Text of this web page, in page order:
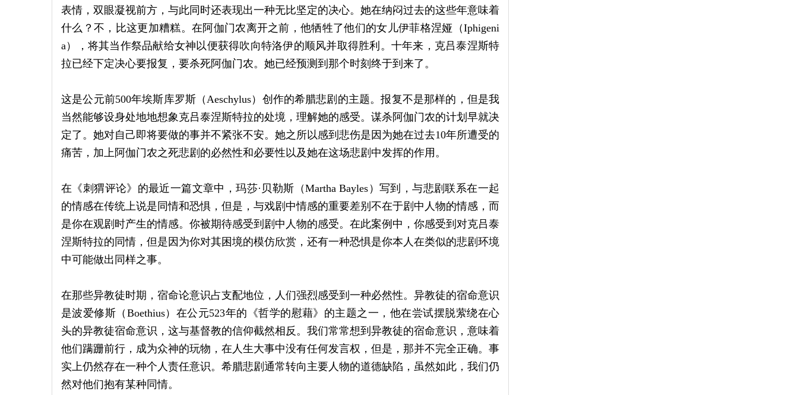
表情，双眼凝视前方，与此同时还表现出一种无比坚定的决心。她在纳闷过去的这些年意味着
什么？不，比这更加糟糕。在阿伽门农离开之前，他牺牲了他们的女儿伊菲格涅娅（Iphigeni
a），将其当作祭品献给女神以便获得吹向特洛伊的顺风并取得胜利。十年来，克吕泰涅斯特
拉已经下定决心要报复，要杀死阿伽门农。她已经预测到那个时刻终于到来了。
这是公元前500年埃斯库罗斯（Aeschylus）创作的希腊悲剧的主题。报复不是那样的，但是我
当然能够设身处地地想象克吕泰涅斯特拉的处境，理解她的感受。谋杀阿伽门农的计划早就决
定了。她对自己即将要做的事并不紧张不安。她之所以感到悲伤是因为她在过去10年所遭受的
痛苦，加上阿伽门农之死悲剧的必然性和必要性以及她在这场悲剧中发挥的作用。
在《刺猬评论》的最近一篇文章中，玛莎·贝勒斯（Martha Bayles）写到，与悲剧联系在一起
的情感在传统上说是同情和恐惧，但是，与戏剧中情感的重要差别不在于剧中人物的情感，而
是你在观剧时产生的情感。你被期待感受到剧中人物的感受。在此案例中，你感受到对克吕泰
涅斯特拉的同情，但是因为你对其困境的模仿欣赏，还有一种恐惧是你本人在类似的悲剧环境
中可能做出同样之事。
在那些异教徒时期，宿命论意识占支配地位，人们强烈感受到一种必然性。异教徒的宿命意识
是波爱修斯（Boethius）在公元523年的《哲学的慰藉》的主题之一，他在尝试摆脱萦绕在心
头的异教徒宿命意识，这与基督教的信仰截然相反。我们常常想到异教徒的宿命意识，意味着
他们蹒跚前行，成为众神的玩物，在人生大事中没有任何发言权，但是，那并不完全正确。事
实上仍然存在一种个人责任意识。希腊悲剧通常转向主要人物的道德缺陷，虽然如此，我们仍
然对他们抱有某种同情。